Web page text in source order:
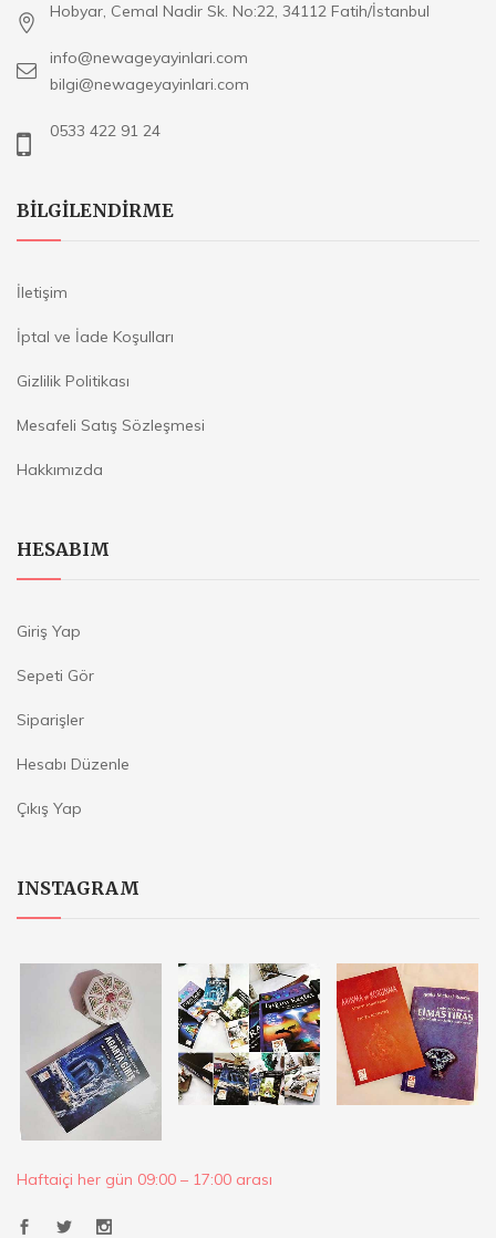
Hobyar, Cemal Nadir Sk. No:22, 34112 Fatih/İstanbul
info@newageyayinlari.com
bilgi@newageyayinlari.com
0533 422 91 24
BILGILENDIRME
İletişim
İptal ve İade Koşulları
Gizlilik Politikası
Mesafeli Satış Sözleşmesi
Hakkımızda
HESABIM
Giriş Yap
Sepeti Gör
Siparişler
Hesabı Düzenle
Çıkış Yap
INSTAGRAM
Haftaiçi her gün 09:00 – 17:00 arası